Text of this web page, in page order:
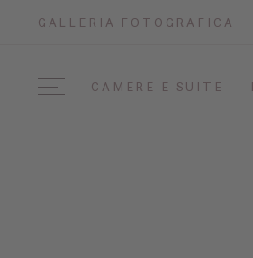
GALLERIA FOTOGRAFICA
CAMERE E SUITE